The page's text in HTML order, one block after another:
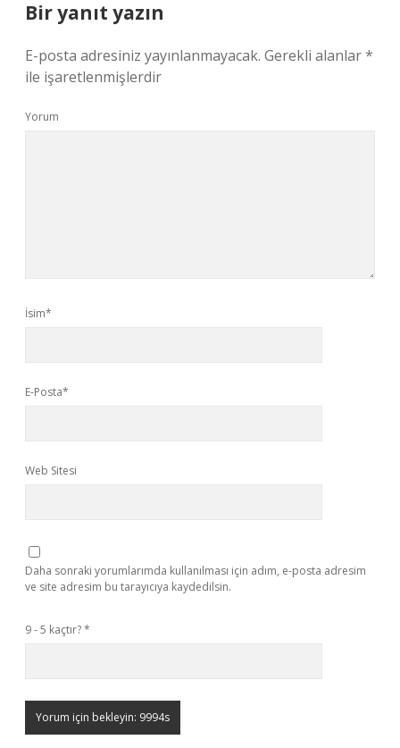
Bir yanıt yazın
E-posta adresiniz yayınlanmayacak. Gerekli alanlar*
ile işaretlenmişlerdir
Yorum
İsim*
E-Posta*
Web Sitesi
Daha sonraki yorumlarımda kullanılması için adım, e-posta adresim
ve site adresim bu tarayıcıya kaydedilsin.
9 - 5 kaçtır?*